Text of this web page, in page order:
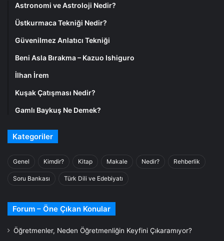
Astronomi ve Astroloji Nedir?
Üstkurmaca Tekniği Nedir?
Güvenilmez Anlatıcı Tekniği
Beni Asla Bırakma – Kazuo Ishiguro
İlhan İrem
Kuşak Çatışması Nedir?
Gamlı Baykuş Ne Demek?
Kategoriler
Genel Kimdir? Kitap Makale Nedir? Rehberlik
Soru Bankası Türk Dili ve Edebiyatı
Forum – Öne Çıkan Konular
Öğretmenler, Neden Öğretmenliğin Keyfini Çıkaramıyor?